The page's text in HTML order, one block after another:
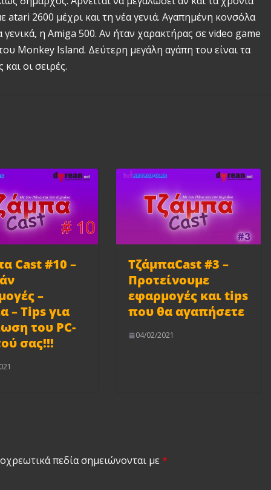
atari 2600 μέχρι και τη νέα γενιά. Αγαπημένη κονσόλα
η Amiga 500. Αν ήταν χαρακτήρας σε video game
Monkey Island. Δεύτερη μεγάλη αγάπη του είναι τα
και οι σειρές.
Cast #10 –
–
– Tips για
του PC-
σας!!!
ΤζάμπαCast #3 –
Προτείνουμε
εφαρμογές και tips
που θα αγαπήσετε
04/02/2021
πεδία σημειώνονται με*